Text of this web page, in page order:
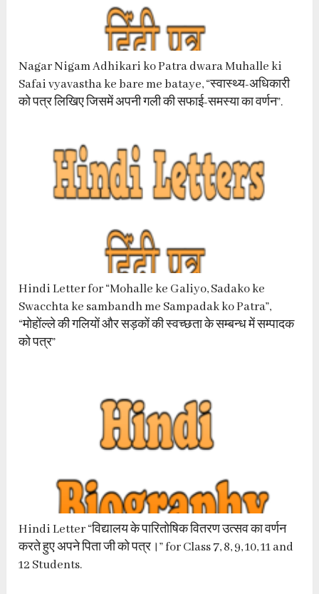
Nagar Nigam Adhikari ko Patra dwara Muhalle ki
Safai vyavastha ke bare me bataye, “स्वास्थ्य-अधिकारी
को पत्र लिखिए जिसमें अपनी गली की सफाई-समस्या का वर्णन”.
Hindi Letter for “Mohalle ke Galiyo, Sadako ke
Swacchta ke sambandh me Sampadak ko Patra”,
“मोहोंल्ले की गलियों और सड़कों की स्वच्छता के सम्बन्ध में सम्पादक
को पत्र”
Hindi Letter “विद्यालय के पारितोषिक वितरण उत्सव का वर्णन
करते हुए अपने पिता जी को पत्र।” for Class 7, 8, 9, 10, 11 and
12 Students.